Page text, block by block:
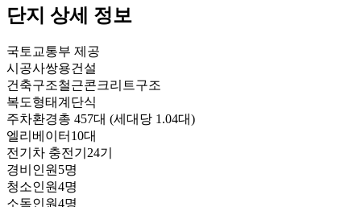
단지 상세 정보
국토교통부 제공
시공사쌍용건설
건축구조철근콘크리트구조
복도형태계단식
주차환경총 457대 (세대당 1.04대)
엘리베이터 10대
전기차 충전기 24기
경비인원5명
청소인원4명
소독인원4명